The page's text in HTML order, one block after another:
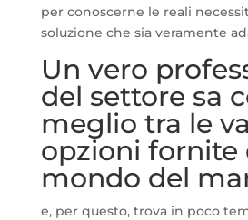
per conoscerne le reali
soluzione che sia veramente
Un vero
del settore sa
meglio tra le
opzioni fornite
mondo del
e, per questo, trova in poco